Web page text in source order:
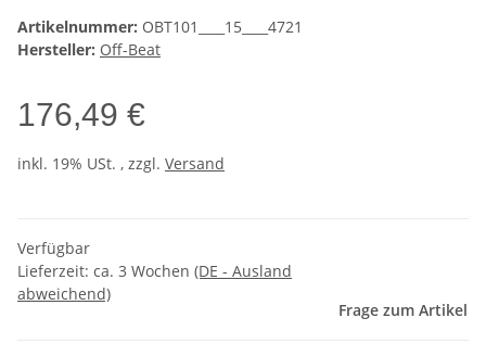
Artikelnummer: OBT101____15____4721
Hersteller: Off-Beat
176,49 €
inkl. 19% USt. , zzgl. Versand
Verfügbar
Lieferzeit: ca. 3 Wochen (DE - Ausland
abweichend)
Frage zum Artikel